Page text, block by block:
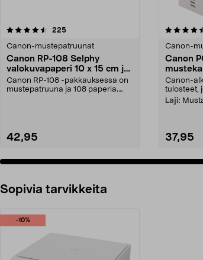
225arvostelut
Canon-mustepatruunat
Canon RP-108 Selphy
valokuvapaperi 10 x 15 cm ja
mustepatruuna
Canon RP-108 -pakkauksessa on
mustepatruuna ja 108 paperia.
42,95
4.5 viidestä
Canon-
Canon
Canon-
tulosteet,
Laji:
37,95
Sopivia tarvikkeita
-10%